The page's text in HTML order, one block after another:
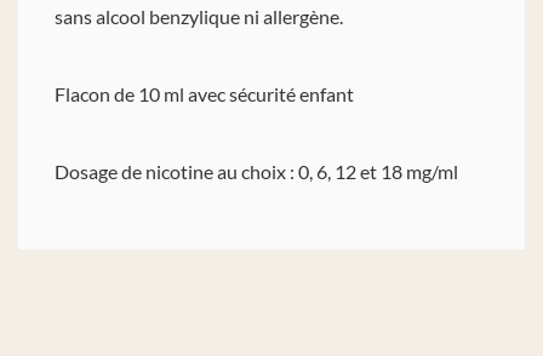
sans alcool benzylique ni allergène.
Flacon de 10 ml avec sécurité enfant
Dosage de nicotine au choix : 0, 6, 12 et 18 mg/ml